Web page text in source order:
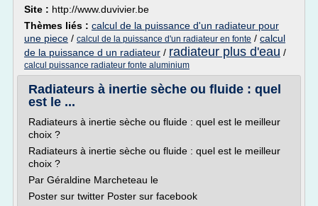
Site : http://www.duvivier.be
Thèmes liés : calcul de la puissance d'un radiateur pour
une piece / calcul de la puissance d'un radiateur en fonte / calcul
de la puissance d un radiateur / radiateur plus d'eau /
calcul puissance radiateur fonte aluminium
Radiateurs à inertie sèche ou fluide : quel
est le ...
Radiateurs à inertie sèche ou fluide : quel est le meilleur
choix ?
Radiateurs à inertie sèche ou fluide : quel est le meilleur
choix ?
Par Géraldine Marcheteau le
Poster sur twitter Poster sur facebook